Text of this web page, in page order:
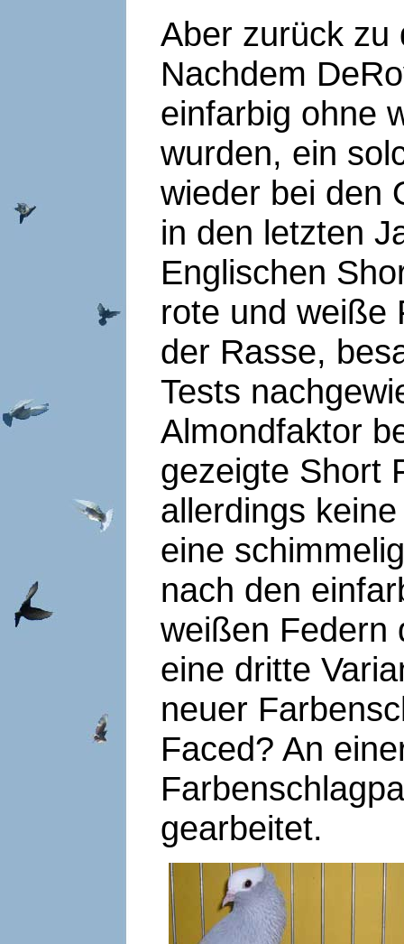
Aber zurück
Nachdem
einfarbig ohne
wurden, ein
wieder bei den
in den letzten
Englischen
rote und weiße
der Rasse,
Tests
Almondfaktor
gezeigte Short
allerdings
eine
nach den
weißen Federn
eine dritte
neuer
Faced? An
gearbeitet.